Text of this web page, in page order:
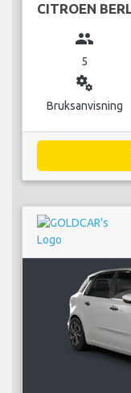
CITROEN
group
5
miscellaneous_services
Bruksanvisning